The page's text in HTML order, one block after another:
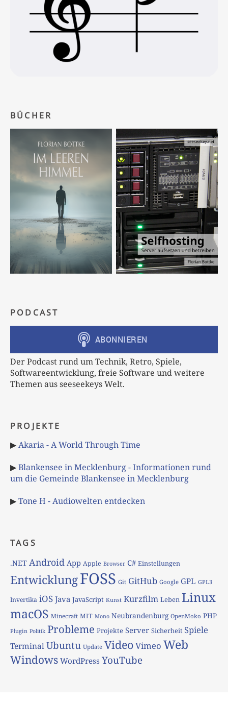
BÜCHER
PODCAST
Der Podcast rund um Technik, Retro, Spiele,
Softwareentwicklung, freie Software und weitere
Themen aus seeseekeys Welt.
PROJEKTE
▶Akaria - A World Through Time
▶Blankensee in Mecklenburg - Informationen rund
um die Gemeinde Blankensee in Mecklenburg
▶Tone H - Audiowelten entdecken
TAGS
.NET Android App Apple Browser C# Einstellungen
EntwicklungFOSS Git GitHub Google GPL GPL3
Invertika iOS Java JavaScript Kunst Kurzfilm Leben Linux
macOS Minecraft MIT Mono Neubrandenburg OpenMoko PHP
Plugin Politik Probleme Projekte Server Sicherheit Spiele
TerminalUbuntu Update VideoVimeo Web
Windows WordPress YouTube